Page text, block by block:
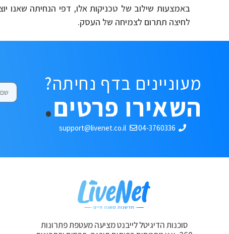
באמצעות שילוב של טכניקות אלו, דפי הנחיתה
לחיצה תתרום לצמיחה של העסק.
מעוניינים בדף נחיתה?
השאירו פרטים.
04-3760336
support@livenet.co.il
סוכנות הדיגיטל לייבנט מציעה מעטפת פתרונות